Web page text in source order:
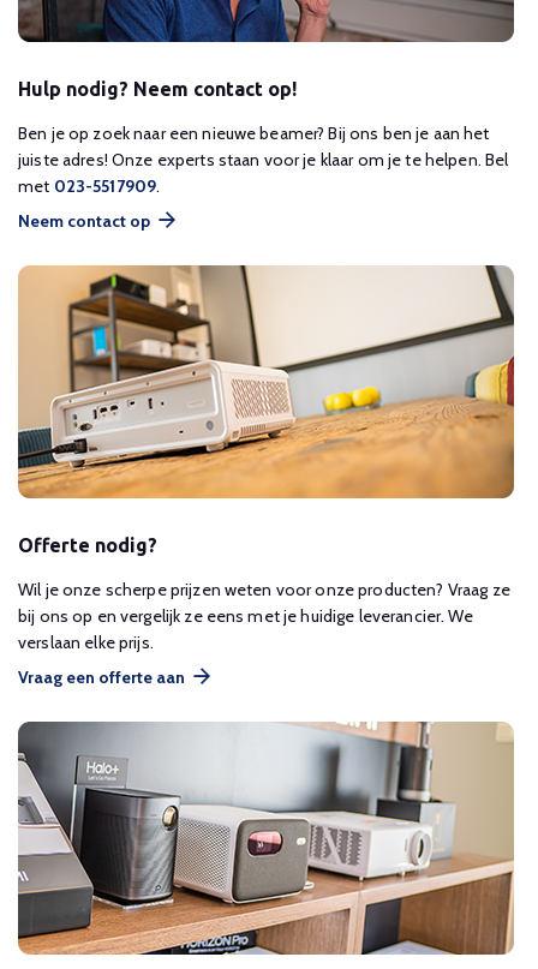
Hulp nodig? Neem contact op!
Ben je op zoek naar een nieuwe beamer? Bij ons ben je aan het
juiste adres! Onze experts staan voor je klaar om je te helpen. Bel
met 023-5517909.
Neem contact op
Offerte nodig?
Wil je onze scherpe prijzen weten voor onze producten? Vraag ze
bij ons op en vergelijk ze eens met je huidige leverancier. We
verslaan elke prijs.
Vraag een offerte aan